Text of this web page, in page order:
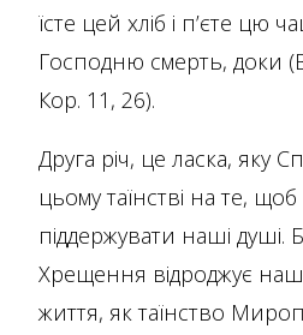
їсте цей хліб і п’єте цю
Господню смерть, доки
Кор. 11, 26).
Друга річ, це ласка, яку
цьому таїнстві на те,
піддержувати наші душі.
Хрещення відроджує
життя, як таїнство